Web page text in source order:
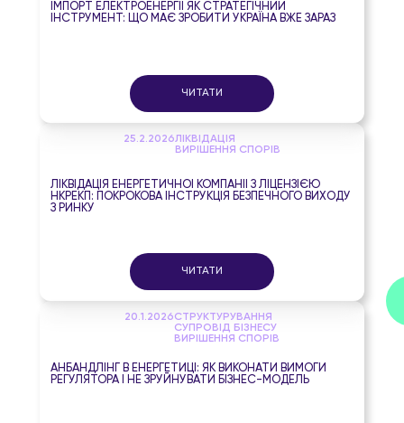
ІМПОРТ ЕЛЕКТРОЕНЕРГІЇ ЯК СТРАТЕГІЧНИЙ
ІНСТРУМЕНТ: ЩО МАЄ ЗРОБИТИ УКРАЇНА ВЖЕ ЗАРАЗ
ЧИТАТИ
25.2.2026ЛІКВІДАЦІЯ
ВИРІШЕННЯ СПОРІВ
ЛІКВІДАЦІЯ ЕНЕРГЕТИЧНОЇ КОМПАНІЇ З ЛІЦЕНЗІЄЮ
НКРЕКП: ПОКРОКОВА ІНСТРУКЦІЯ БЕЗПЕЧНОГО ВИХОДУ
З РИНКУ
ЧИТАТИ
20.1.2026СТРУКТУРУВАННЯ
СУПРОВІД БІЗНЕСУ
ВИРІШЕННЯ СПОРІВ
АНБАНДЛІНГ В ЕНЕРГЕТИЦІ: ЯК ВИКОНАТИ ВИМОГИ
РЕГУЛЯТОРА І НЕ ЗРУЙНУВАТИ БІЗНЕС-МОДЕЛЬ